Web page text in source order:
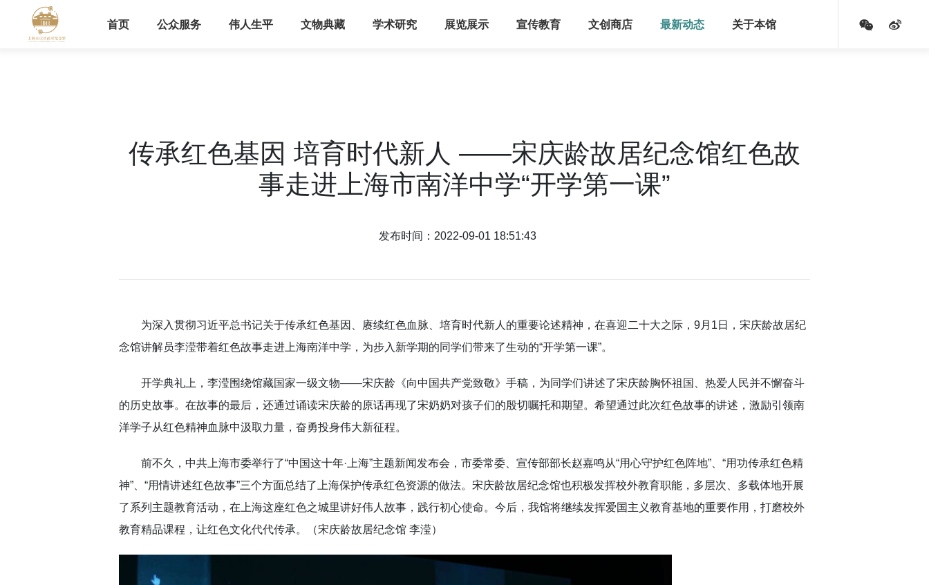
首页 公众服务 伟人生平 文物典藏 学术研究 展览展示 宣传教育 文创商店 最新动态 关于本馆
传承红色基因 培育时代新人 ——宋庆龄故居纪念馆红色故
事走进上海市南洋中学“开学第一课”
发布时间：2022-09-01 18:51:43
为深入贯彻习近平总书记关于传承红色基因、赓续红色血脉、培育时代新人的重要论述精神，在喜迎二十大之际，9月1日，宋庆龄故居纪
念馆讲解员李滢带着红色故事走进上海南洋中学，为步入新学期的同学们带来了生动的“开学第一课”。
开学典礼上，李滢围绕馆藏国家一级文物——宋庆龄《向中国共产党致敬》手稿，为同学们讲述了宋庆龄胸怀祖国、热爱人民并不懈奋斗
的历史故事。在故事的最后，还通过诵读宋庆龄的原话再现了宋奶奶对孩子们的殷切嘱托和期望。希望通过此次红色故事的讲述，激励引领南
洋学子从红色精神血脉中汲取力量，奋勇投身伟大新征程。
前不久，中共上海市委举行了“中国这十年·上海”主题新闻发布会，市委常委、宣传部部长赵嘉鸣从“用心守护红色阵地”、“用功传承红色精
神”、“用情讲述红色故事”三个方面总结了上海保护传承红色资源的做法。宋庆龄故居纪念馆也积极发挥校外教育职能，多层次、多载体地开展
了系列主题教育活动，在上海这座红色之城里讲好伟人故事，践行初心使命。今后，我馆将继续发挥爱国主义教育基地的重要作用，打磨校外
教育精品课程，让红色文化代代传承。（宋庆龄故居纪念馆 李滢）